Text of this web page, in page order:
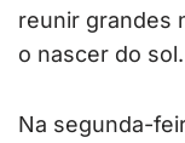
reunir grandes
o nascer do sol.
Na segunda-